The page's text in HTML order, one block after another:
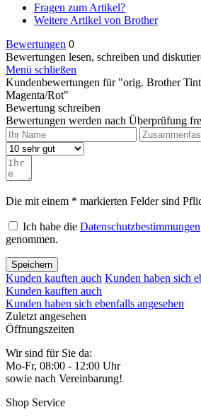
Fragen zum Artikel?
Weitere Artikel von Brother
Bewertungen 0
Bewertungen lesen, schreiben und
Menü schließen
Kundenbewertungen für "orig. Brother
Magenta/Rot"
Bewertung schreiben
Bewertungen werden nach Überprüfung
Die mit einem * markierten Felder sind
Ich habe die Datenschutzbestimmungen
genommen.
Speichern
Kunden kauften auch Kunden haben sich
Kunden kauften auch
Kunden haben sich ebenfalls angesehen
Zuletzt angesehen
Öffnungszeiten
Wir sind für Sie da:
Mo-Fr, 08:00 - 12:00 Uhr
sowie nach Vereinbarung!
Shop Service